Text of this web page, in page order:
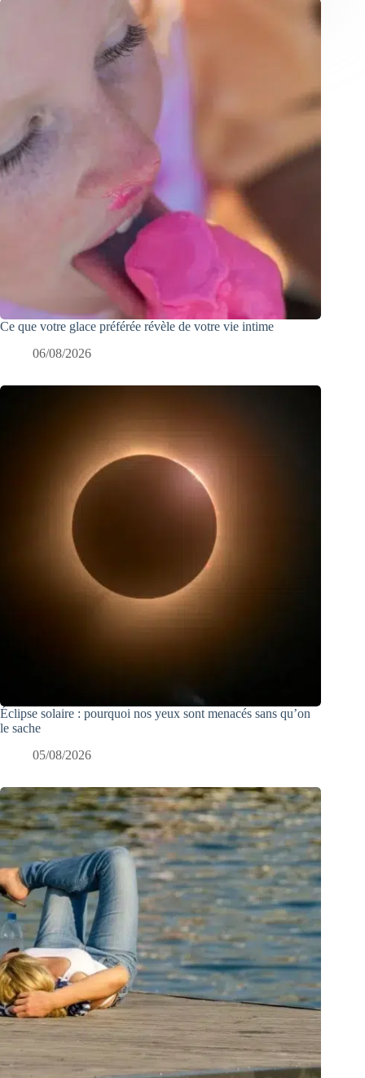
Ce que votre glace préférée révèle de votre vie intime
06/08/2026
Éclipse solaire : pourquoi nos yeux sont menacés sans qu’on
le sache
05/08/2026